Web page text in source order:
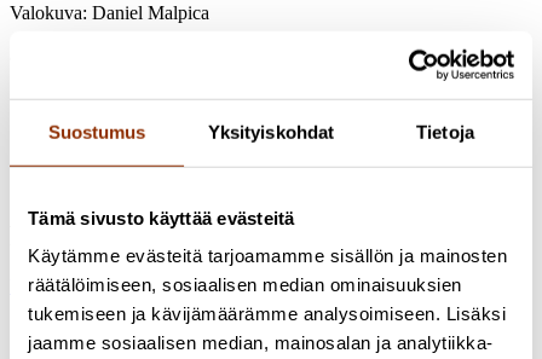
Suostumus Yksityiskohdat Tietoja
Tämä sivusto käyttää evästeitä
Käytämme evästeitä tarjoamamme sisällön ja mainosten
räätälöimiseen, sosiaalisen median ominaisuuksien
tukemiseen ja kävijämäärämme analysoimiseen. Lisäksi
jaamme sosiaalisen median, mainosalan ja analytiikka-
Valokuva: Daniel Malpica
Poiminnat uutishuoneesta
Uutishuone
1.12.2023 / UutisetPerustietoa taiteilijoiden